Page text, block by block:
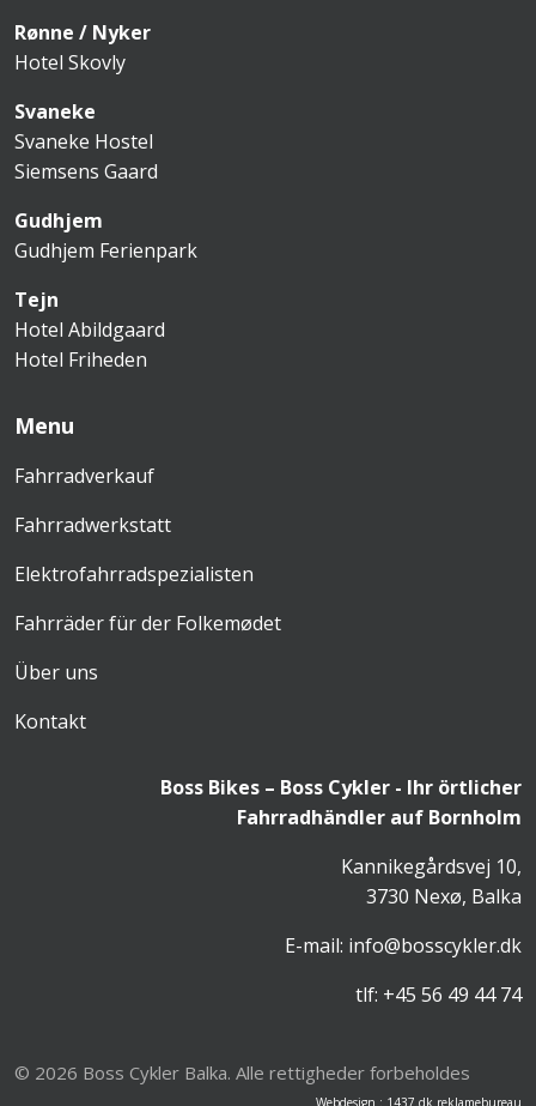
Rønne / Nyker
Hotel Skovly
Svaneke
Svaneke Hostel
Siemsens Gaard
Gudhjem
Gudhjem Ferienpark
Tejn
Hotel Abildgaard
Hotel Friheden
Menu
Fahrradverkauf
Fahrradwerkstatt
Elektrofahrradspezialisten
Fahrräder für der Folkemødet
Über uns
Kontakt
Boss Bikes – Boss Cykler - Ihr örtlicher
Fahrradhändler auf Bornholm
Kannikegårdsvej 10,
3730 Nexø, Balka
E-mail: info@bosscykler.dk
tlf: +45 56 49 44 74
© 2026 Boss Cykler Balka. Alle rettigheder forbeholdes
Webdesign : 1437.dk reklamebureau